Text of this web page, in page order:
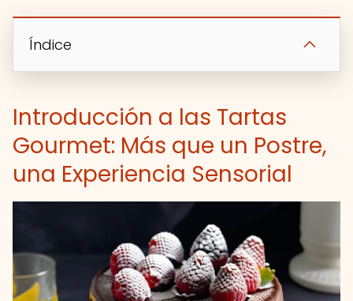
Índice
Introducción a las Tartas
Gourmet: Más que un Postre,
una Experiencia Sensorial